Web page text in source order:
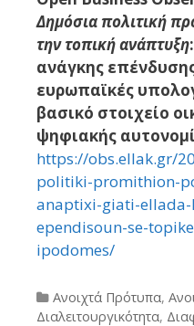
Δημόσια πολιτική
την τοπική ανάπτυξη
ανάγκης
ευρωπαϊκές
βασικό στοιχείο
ψηφιακής
https://obs.ellak.gr/
politiki-promithion-
anaptixi-giati-
ependisoun-se-
ipodomes/
Categories
Ανοιχτά Πρότυπα,
Διαλειτουργικότητα,